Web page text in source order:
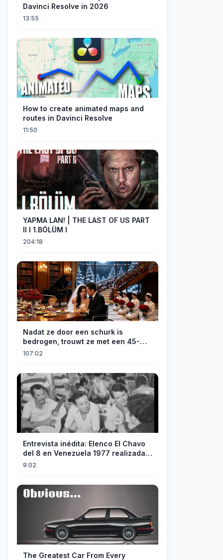
Davinci Resolve in 2026
13:55
How to create animated maps and
routes in Davinci Resolve
11:50
YAPMA LAN! | THE LAST OF US PART
II I 1.BÖLÜM I
204:18
Nadat ze door een schurk is
bedrogen, trouwt ze met een 45-
jarige, gehandicapte CEO. Verslaafd
107:02
Entrevista inédita: Elenco El Chavo
del 8 en Venezuela 1977 realizada
por "60 Minutos" de TVN Chile
9:02
The Greatest Car From Every